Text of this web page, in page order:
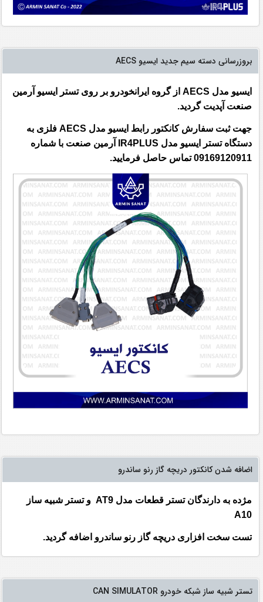
بروزرسانی دسته سیم جدید ایسیو AECS
ایسیو مدل AECS از گروه ایرانخودرو بر روی تستر ایسیو آرمین
صنعت آپدیت گردید.
جهت ثبت سفارش کانکتور رابط ایسیو مدل AECS فلزی به
دستگاه تستر ایسیو مدل IR4PLUS آرمین صنعت با شماره
09169120911 تماس حاصل فرمایید.
اضافه شدن کانکتور دریچه گاز رنو ساندرو
مژده به دارندگان تستر قطعات مدل AT9 و تستر شبیه ساز
A10
تست سخت افزاری دریچه گاز رنو ساندرو اضافه گردید.
تستر شبیه ساز شبکه خودرو CAN SIMULATOR